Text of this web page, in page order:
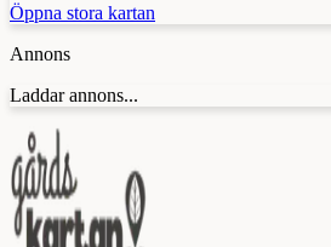
Öppna stora kartan
Annons
Laddar annons...